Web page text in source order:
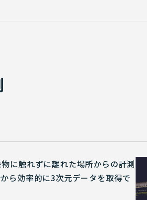
に触れずに離れた場所からの計測
ら効率的に3次元データを取得で